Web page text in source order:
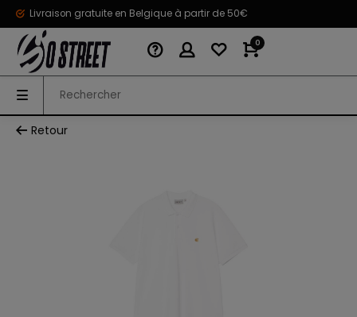
Livraison gratuite en Belgique à partir de 50€
0
Retour